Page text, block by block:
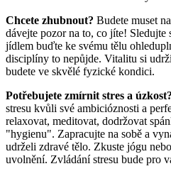
Chcete zhubnout? Budete muset
dávejte pozor na to, co jíte!
jídlem buďte ke svému tělu
disciplíny to nepůjde. Vitalitu si
budete ve skvělé fyzické kondici.
Potřebujete zmírnit stres a úzkost?
stresu kvůli své ambicióznosti a
relaxovat, meditovat, dodržovat
"hygienu". Zapracujte na sobě a
udrželi zdravé tělo. Zkuste jógu
uvolnění. Zvládání stresu bude pro